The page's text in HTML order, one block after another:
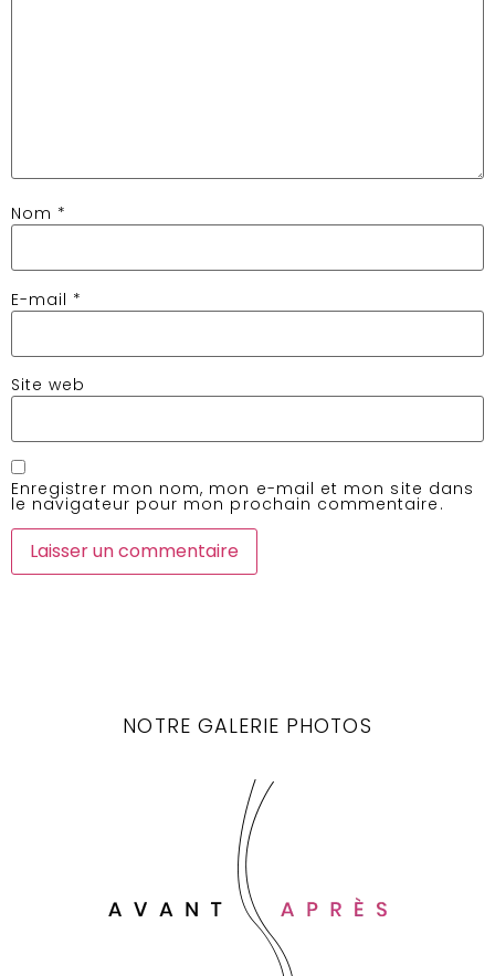
Nom *
E-mail *
Site web
Enregistrer mon nom, mon e-mail et mon site dans
le navigateur pour mon prochain commentaire.
NOTRE GALERIE PHOTOS